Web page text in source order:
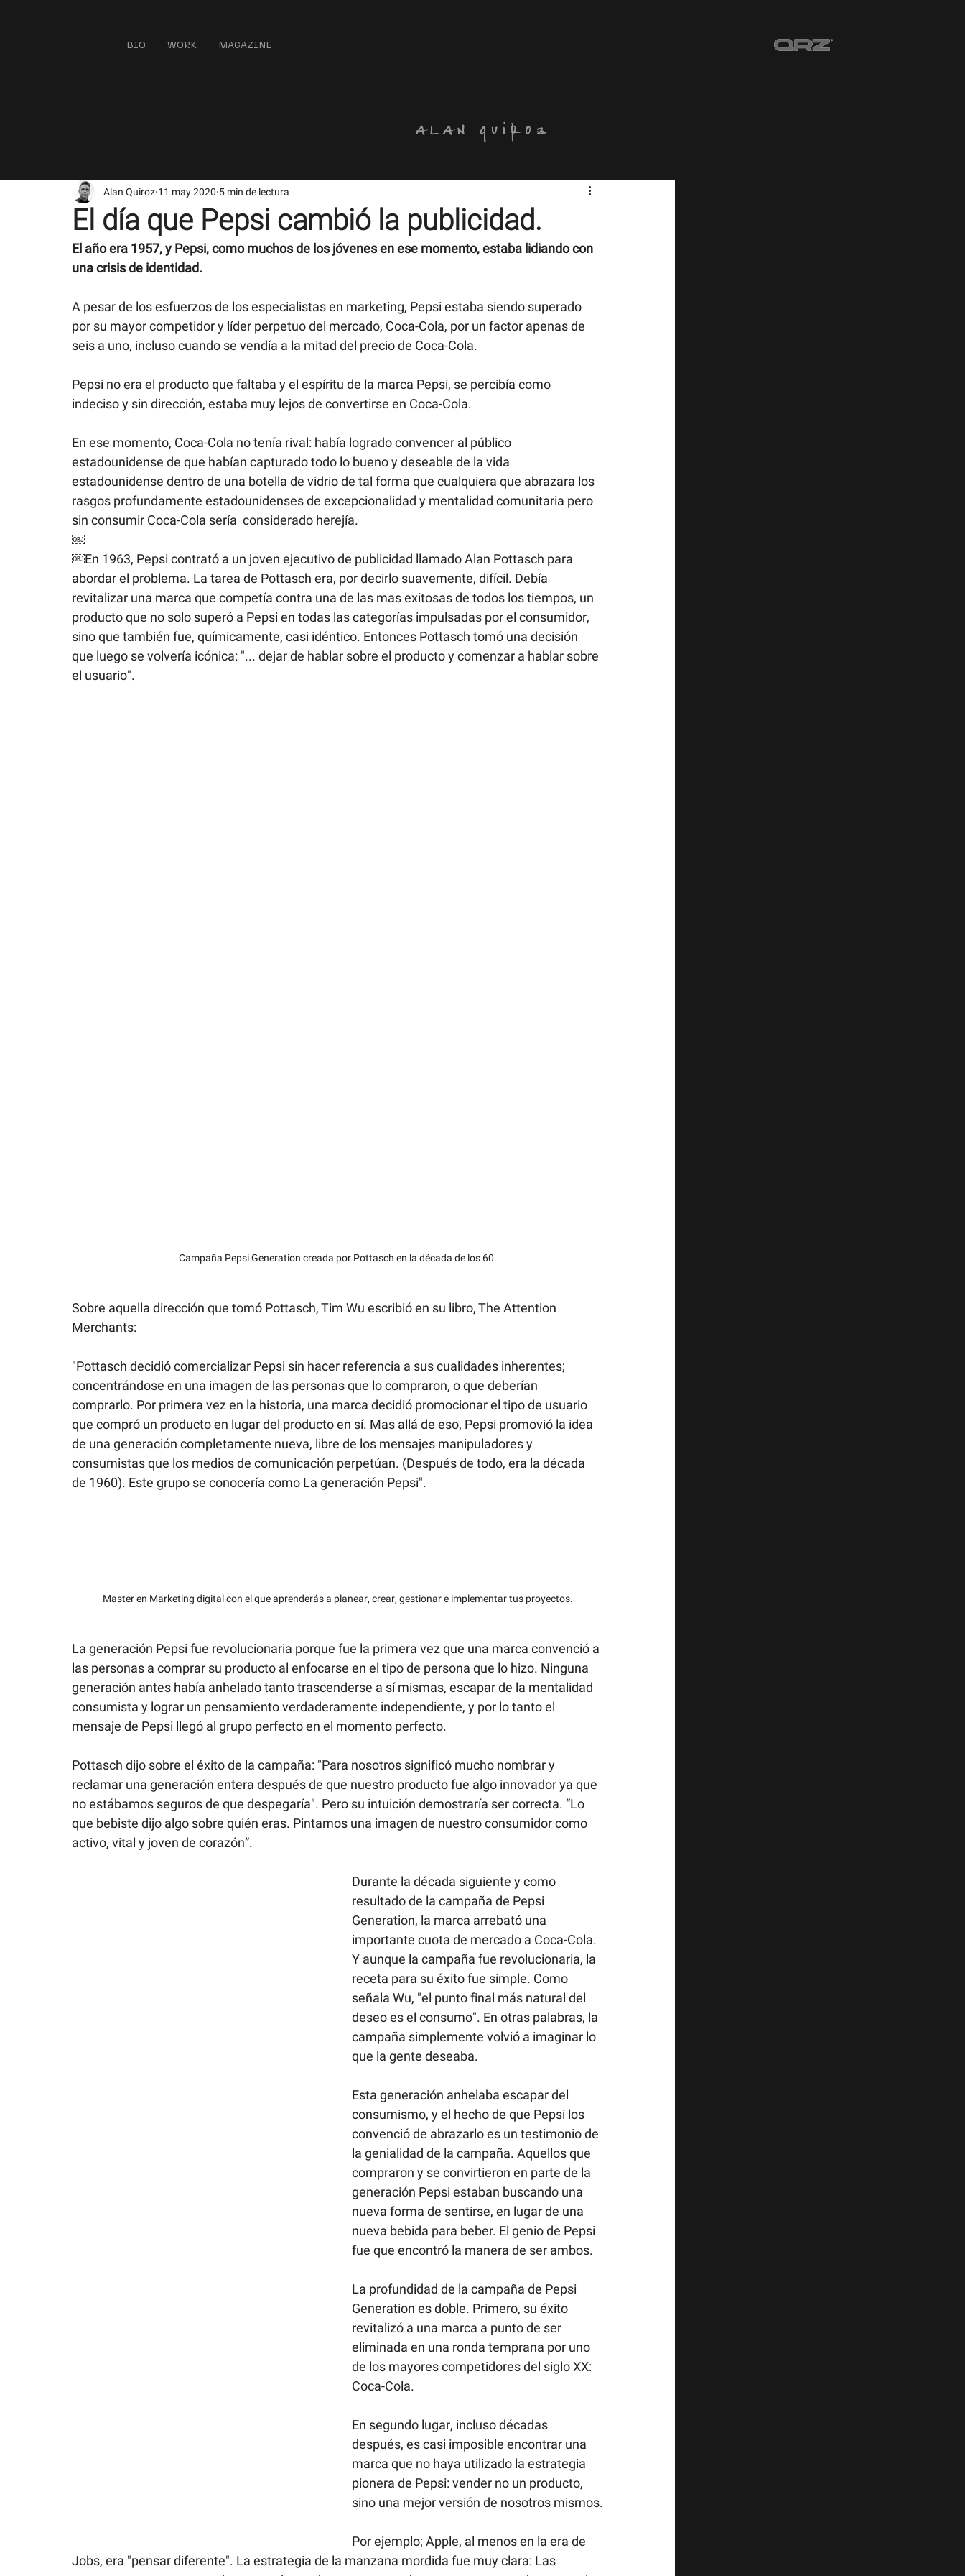
BIO WORK MAGAZINE
alan quiroz
El día que Pepsi cambió la publicidad.
Alan Quiroz 11 may 2020 5 min de lectura
El año era 1957, y Pepsi, como muchos de los jóvenes en ese momento, estaba lidiando con
una crisis de identidad.
A pesar de los esfuerzos de los especialistas en marketing, Pepsi estaba siendo superado
por su mayor competidor y líder perpetuo del mercado, Coca-Cola, por un factor apenas de
seis a uno, incluso cuando se vendía a la mitad del precio de Coca-Cola.
Pepsi no era el producto que faltaba y el espíritu de la marca Pepsi, se percibía como
indeciso y sin dirección, estaba muy lejos de convertirse en Coca-Cola.
En ese momento, Coca-Cola no tenía rival: había logrado convencer al público
estadounidense de que habían capturado todo lo bueno y deseable de la vida
estadounidense dentro de una botella de vidrio de tal forma que cualquiera que abrazara los
rasgos profundamente estadounidenses de excepcionalidad y mentalidad comunitaria pero
sin consumir Coca-Cola sería  considerado herejía.
￼
￼En 1963, Pepsi contrató a un joven ejecutivo de publicidad llamado Alan Pottasch para
abordar el problema. La tarea de Pottasch era, por decirlo suavemente, difícil. Debía
revitalizar una marca que competía contra una de las mas exitosas de todos los tiempos, un
producto que no solo superó a Pepsi en todas las categorías impulsadas por el consumidor,
sino que también fue, químicamente, casi idéntico. Entonces Pottasch tomó una decisión
que luego se volvería icónica: "... dejar de hablar sobre el producto y comenzar a hablar sobre
el usuario".
Campaña Pepsi Generation creada por Pottasch en la década de los 60.
Sobre aquella dirección que tomó Pottasch, Tim Wu escribió en su libro, The Attention
Merchants:
"Pottasch decidió comercializar Pepsi sin hacer referencia a sus cualidades inherentes;
concentrándose en una imagen de las personas que lo compraron, o que deberían
comprarlo. Por primera vez en la historia, una marca decidió promocionar el tipo de usuario
que compró un producto en lugar del producto en sí. Mas allá de eso, Pepsi promovió la idea
de una generación completamente nueva, libre de los mensajes manipuladores y
consumistas que los medios de comunicación perpetúan. (Después de todo, era la década
de 1960). Este grupo se conocería como La generación Pepsi".
Master en Marketing digital con el que aprenderás a planear, crear, gestionar e implementar tus proyectos.
La generación Pepsi fue revolucionaria porque fue la primera vez que una marca convenció a
las personas a comprar su producto al enfocarse en el tipo de persona que lo hizo. Ninguna
generación antes había anhelado tanto trascenderse a sí mismas, escapar de la mentalidad
consumista y lograr un pensamiento verdaderamente independiente, y por lo tanto el
mensaje de Pepsi llegó al grupo perfecto en el momento perfecto.
Pottasch dijo sobre el éxito de la campaña: "Para nosotros significó mucho nombrar y
reclamar una generación entera después de que nuestro producto fue algo innovador ya que
no estábamos seguros de que despegaría". Pero su intuición demostraría ser correcta. “Lo
que bebiste dijo algo sobre quién eras. Pintamos una imagen de nuestro consumidor como
activo, vital y joven de corazón”.
Durante la década siguiente y como
resultado de la campaña de Pepsi
Generation, la marca arrebató una
importante cuota de mercado a Coca-Cola.
Y aunque la campaña fue revolucionaria, la
receta para su éxito fue simple. Como
señala Wu, "el punto final más natural del
deseo es el consumo". En otras palabras, la
campaña simplemente volvió a imaginar lo
que la gente deseaba.
Esta generación anhelaba escapar del
consumismo, y el hecho de que Pepsi los
convenció de abrazarlo es un testimonio de
la genialidad de la campaña. Aquellos que
compraron y se convirtieron en parte de la
generación Pepsi estaban buscando una
nueva forma de sentirse, en lugar de una
nueva bebida para beber. El genio de Pepsi
fue que encontró la manera de ser ambos.
La profundidad de la campaña de Pepsi
Generation es doble. Primero, su éxito
revitalizó a una marca a punto de ser
eliminada en una ronda temprana por uno
de los mayores competidores del siglo XX:
Coca-Cola.
En segundo lugar, incluso décadas
después, es casi imposible encontrar una
marca que no haya utilizado la estrategia
pionera de Pepsi: vender no un producto,
sino una mejor versión de nosotros mismos.
Por ejemplo; Apple, al menos en la era de
Jobs, era "pensar diferente". La estrategia de la manzana mordida fue muy clara: Las